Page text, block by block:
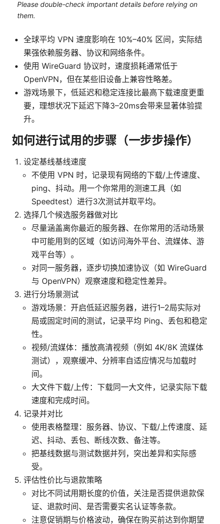
Please double-check important details before relying on
them.
全球平均 VPN 速度影响在 10%–40% 区间，实际结
果强依赖服务器、协议和网络条件。
使用 WireGuard 协议时，速度损耗通常低于
OpenVPN，但在某些旧设备上兼容性略差。
游戏场景下，低延迟和稳定连接比最高下载速度更重
要，理想状况下延迟下降3–20ms会带来显著体验提
升。
如何进行试用的步骤（一步步操作）
设定基线基线速度
不使用 VPN 时，记录现有网络的下载/上传速度、
ping、抖动。用一个你常用的测速工具（如
Speedtest）进行3次测试并取平均。
选择几个候选服务器做对比
尽量涵盖离你最近的服务器、在你常用的活动场景
中可能用到的区域（如访问海外平台、流媒体、游
戏平台等）。
对同一服务器，逐步切换加速协议（如 WireGuard
与 OpenVPN）观察速度和稳定性差异。
进行分场景测试
游戏场景：开启低延迟服务器，进行1–2局实际对
局或固定时间的测试，记录平均 Ping、丢包和稳定
性。
视频/流媒体：播放高清视频（例如 4K/8K 流媒体
测试），观察缓冲、分辨率自适应情况与加载时
间。
大文件下载/上传：下载同一大文件，记录实际下载
速度和完成时间。
记录并对比
使用表格整理：服务器、协议、下载/上传速度、延
迟、抖动、丢包、断线次数、备注等。
把基线数据与测试数据并列，突出差异和实际感
受。
评估性价比与退款策略
对比不同试用期长度的价值，关注是否提供退款保
证、退款时间、是否需要实名认证等条款。
注意促销期与价格波动，确保在购买前达到你期望